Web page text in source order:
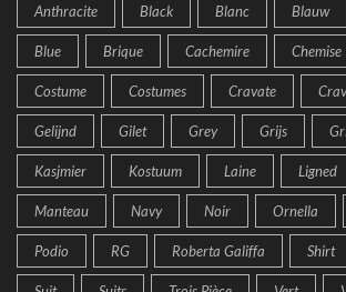
Anthracite Black Blanc Blauw
Blue Brique Cachemire Chemise
Costume Costumes Cravate
Gelijnd Gilet Grey Grijs
Kasjmier Kostuum Laine Ligned
Manteau Navy Noir Ornella
Podio RG Roberta Galiffa Shirt